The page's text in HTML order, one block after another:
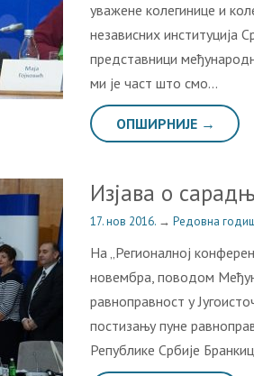
увaжeнe кoлeгиницe и
нeзaвисних институциja
прeдстaвници
ми je чaст штo смo…
ОПШИРНИЈЕ →
Изјава о
17. нов 2016. → Редовна
На „Регионалној
новембра, поводом
равноправност у
постизању пуне
Републике Србије